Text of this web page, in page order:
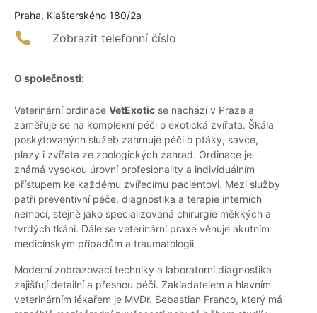
Praha, Klašterského 180/2a
Zobrazit telefonní číslo
O společnosti:
Veterinární ordinace VetExotic se nachází v Praze a
zaměřuje se na komplexní péči o exotická zvířata. Škála
poskytovaných služeb zahrnuje péči o ptáky, savce,
plazy i zvířata ze zoologických zahrad. Ordinace je
známá vysokou úrovní profesionality a individuálním
přístupem ke každému zvířecímu pacientovi. Mezi služby
patří preventivní péče, diagnostika a terapie interních
nemocí, stejně jako specializovaná chirurgie měkkých a
tvrdých tkání. Dále se veterinární praxe věnuje akutním
medicínským případům a traumatologii.
Moderní zobrazovací techniky a laboratorní diagnostika
zajišťují detailní a přesnou péči. Zakladatelem a hlavním
veterinárním lékařem je MVDr. Sebastian Franco, který má